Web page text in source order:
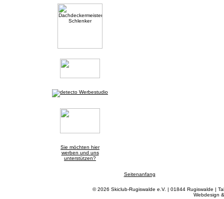
Sie möchten hier
werben und uns
unterstützen?
Seitenanfang
© 2026 Skiclub-Rugiswalde e.V. | 01844 Rugiswalde |
Webdesign